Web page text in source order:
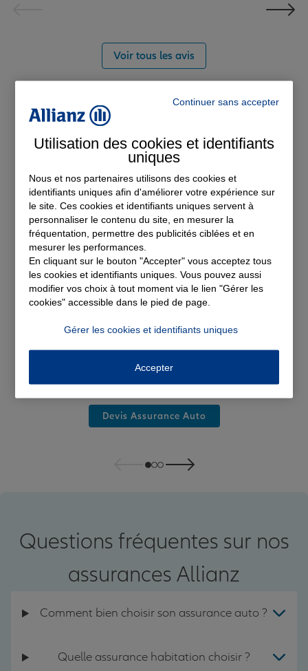
Voir tous les avis
Découvrez nos
solutions d'assurance
Assurance auto
Devis Assurance Auto
Questions fréquentes sur nos
assurances Allianz
Comment bien choisir son assurance auto ?
Quelle assurance habitation choisir ?
Continuer sans accepter
Utilisation des cookies et identifiants
uniques
Nous et nos partenaires utilisons des cookies et
identifiants uniques afin d'améliorer votre expérience sur
le site. Ces cookies et identifiants uniques servent à
personnaliser le contenu du site, en mesurer la
fréquentation, permettre des publicités ciblées et en
mesurer les performances.
En cliquant sur le bouton "Accepter" vous acceptez tous
les cookies et identifiants uniques. Vous pouvez aussi
modifier vos choix à tout moment via le lien "Gérer les
cookies" accessible dans le pied de page.
Gérer les cookies et identifiants uniques
Accepter